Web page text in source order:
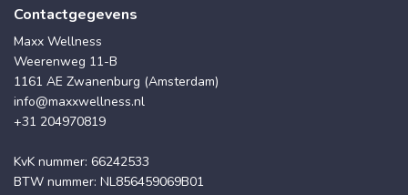
Contactgegevens
Maxx Wellness
Weerenweg 11-B
1161 AE Zwanenburg (Amsterdam)
info@maxxwellness.nl
+31 204970819
KvK nummer: 66242533
BTW nummer: NL856459069B01